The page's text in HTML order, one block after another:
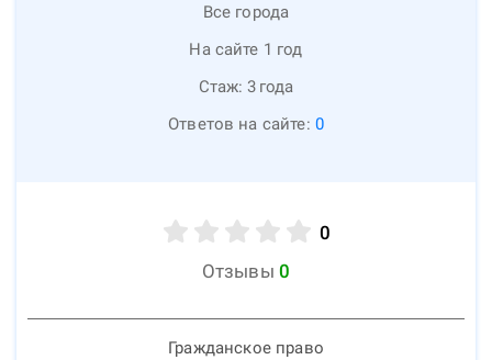
Все города
На сайте 1 год
Стаж: 3 года
Ответов на сайте: 0
0
Отзывы 0
Гражданское право